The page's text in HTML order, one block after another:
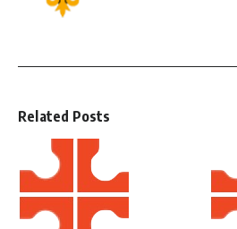
Related Posts